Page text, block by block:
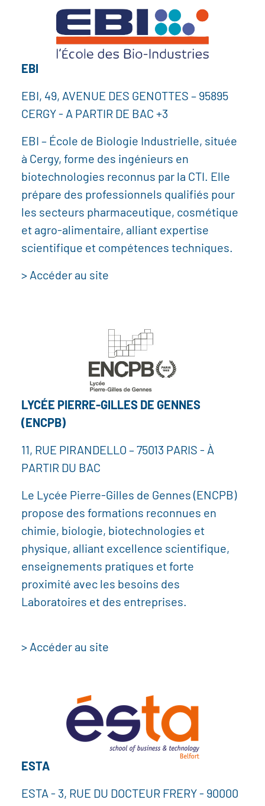
EBI
EBI, 49, AVENUE DES GENOTTES – 95895
CERGY - A PARTIR DE BAC +3
EBI – École de Biologie Industrielle, située
à Cergy, forme des ingénieurs en
biotechnologies reconnus par la CTI. Elle
prépare des professionnels qualifiés pour
les secteurs pharmaceutique, cosmétique
et agro-alimentaire, alliant expertise
scientifique et compétences techniques.
> Accéder au site
LYCÉE PIERRE-GILLES DE GENNES
(ENCPB)
11, RUE PIRANDELLO – 75013 PARIS - À
PARTIR DU BAC
Le Lycée Pierre-Gilles de Gennes (ENCPB)
propose des formations reconnues en
chimie, biologie, biotechnologies et
physique, alliant excellence scientifique,
enseignements pratiques et forte
proximité avec les besoins des
Laboratoires et des entreprises.
> Accéder au site
ESTA
ESTA - 3, RUE DU DOCTEUR FRERY - 90000